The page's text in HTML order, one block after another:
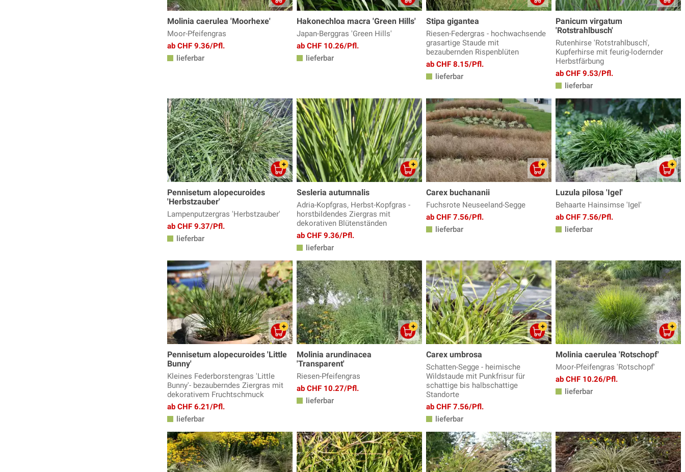
Molinia caerulea 'Moorhexe'
Moor-Pfeifengras
ab CHF 9.36/Pfl.
lieferbar
Hakonechloa macra 'Green Hills'
Japan-Berggras 'Green Hills'
ab CHF 10.26/Pfl.
lieferbar
Stipa gigantea
Riesen-Federgras - hochwachsende
grasartige Staude mit
bezaubernden Rispenblüten
ab CHF 8.15/Pfl.
lieferbar
Panicum virgatum
'Rotstrahlbusch'
Rutenhirse 'Rotstrahlbusch',
Kupferhirse mit feurig-lodernder
Herbstfärbung
ab CHF 9.53/Pfl.
lieferbar
Pennisetum alopecuroides
'Herbstzauber'
Lampenputzergras 'Herbstzauber'
ab CHF 9.37/Pfl.
lieferbar
Sesleria autumnalis
Adria-Kopfgras, Herbst-Kopfgras -
horstbildendes Ziergras mit
dekorativen Blütenständen
ab CHF 9.36/Pfl.
lieferbar
Carex buchananii
Fuchsrote Neuseeland-Segge
ab CHF 7.56/Pfl.
lieferbar
Luzula pilosa 'Igel'
Behaarte Hainsimse 'Igel'
ab CHF 7.56/Pfl.
lieferbar
Pennisetum alopecuroides 'Little
Bunny'
Kleines Federborstengras 'Little
Bunny'- bezauberndes Ziergras mit
dekorativem Fruchtschmuck
ab CHF 6.21/Pfl.
lieferbar
Molinia arundinacea
'Transparent'
Riesen-Pfeifengras
ab CHF 10.27/Pfl.
lieferbar
Carex umbrosa
Schatten-Segge - heimische
Wildstaude mit Punkfrisur für
schattige bis halbschattige
Standorte
ab CHF 7.56/Pfl.
lieferbar
Molinia caerulea 'Rotschopf'
Moor-Pfeifengras 'Rotschopf'
ab CHF 10.26/Pfl.
lieferbar